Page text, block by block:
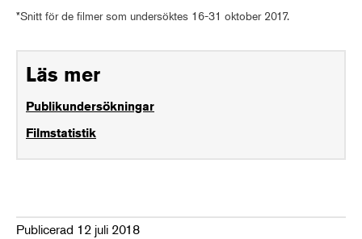
*Snitt för de filmer som undersöktes 16-31 oktober 2017.
Läs mer
Publikundersökningar
Filmstatistik
Publicerad 12 juli 2018